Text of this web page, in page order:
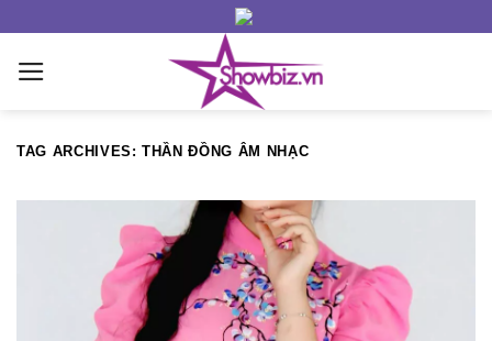
content
TAG ARCHIVES:THẦN ĐỒNG ÂM NHẠC